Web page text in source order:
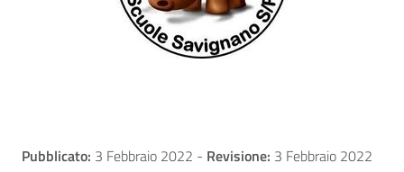
Pubblicato: 3 Febbraio 2022 - Revisione: 3 Febbraio 2022